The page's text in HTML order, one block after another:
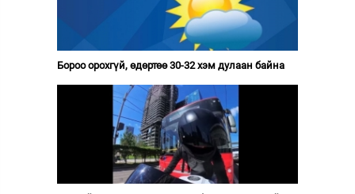
Бороо орохгүй, өдөртөө 30-32 хэм дулаан байна